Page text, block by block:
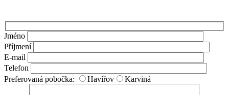
Jméno
Příjmení
E-mail
Telefon
Preferovaná pobočka:
Havířov Karviná